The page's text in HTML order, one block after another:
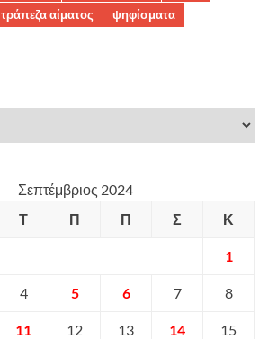
τράπεζα αίματος ψηφίσματα
Σεπτέμβριος 2024
Τ Π Π Σ Κ
1
4 5 6 7 8
11 12 13 14 15